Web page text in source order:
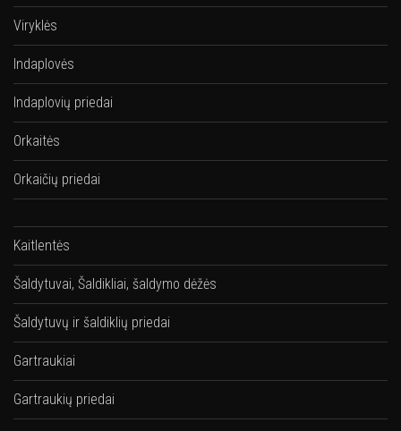
Viryklės
Indaplovės
Indaplovių priedai
Orkaitės
Orkaičių priedai
Kaitlentės
Šaldytuvai, Šaldikliai, šaldymo dėžės
Šaldytuvų ir šaldiklių priedai
Gartraukiai
Gartraukių priedai